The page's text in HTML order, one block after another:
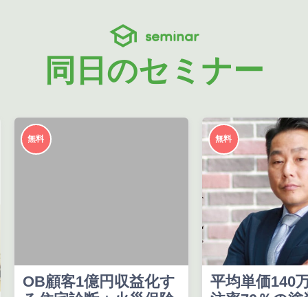
seminar
同日のセミナー
無料
OB顧客1億円収益化す
無料
平均単価140